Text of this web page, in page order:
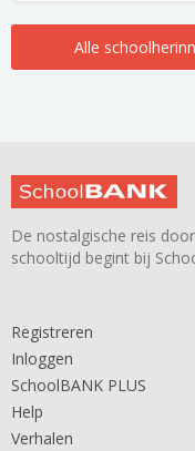
Alle
De nostalgische reis
schooltijd begint bij
Registreren
Inloggen
SchoolBANK PLUS
Help
Verhalen